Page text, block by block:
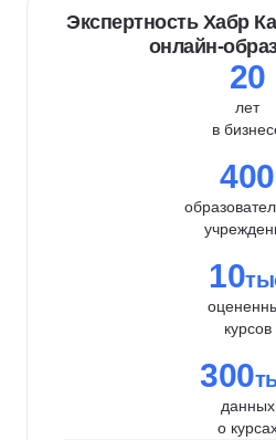
Экспертность Хабр
онлайн-
20
лет
в
400
10
курсов
300
данных
о